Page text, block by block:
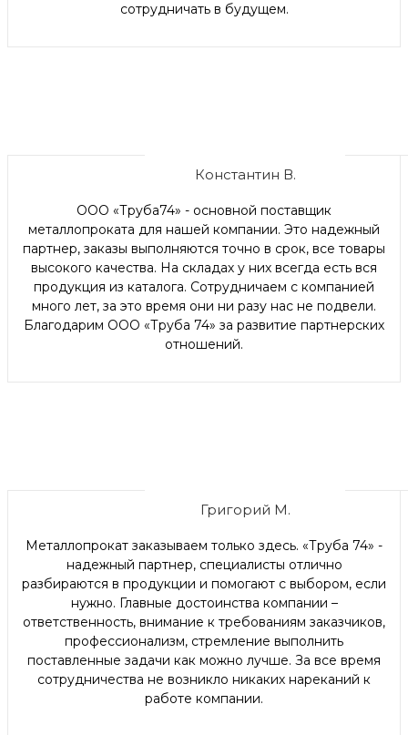
сотрудничать в будущем.
Константин В.
ООО «Труба74» - основной поставщик
металлопроката для нашей компании. Это надежный
партнер, заказы выполняются точно в срок, все товары
высокого качества. На складах у них всегда есть вся
продукция из каталога. Сотрудничаем с компанией
много лет, за это время они ни разу нас не подвели.
Благодарим ООО «Труба 74» за развитие партнерских
отношений.
Григорий М.
Металлопрокат заказываем только здесь. «Труба 74» -
надежный партнер, специалисты отлично
разбираются в продукции и помогают с выбором, если
нужно. Главные достоинства компании –
ответственность, внимание к требованиям заказчиков,
профессионализм, стремление выполнить
поставленные задачи как можно лучше. За все время
сотрудничества не возникло никаких нареканий к
работе компании.